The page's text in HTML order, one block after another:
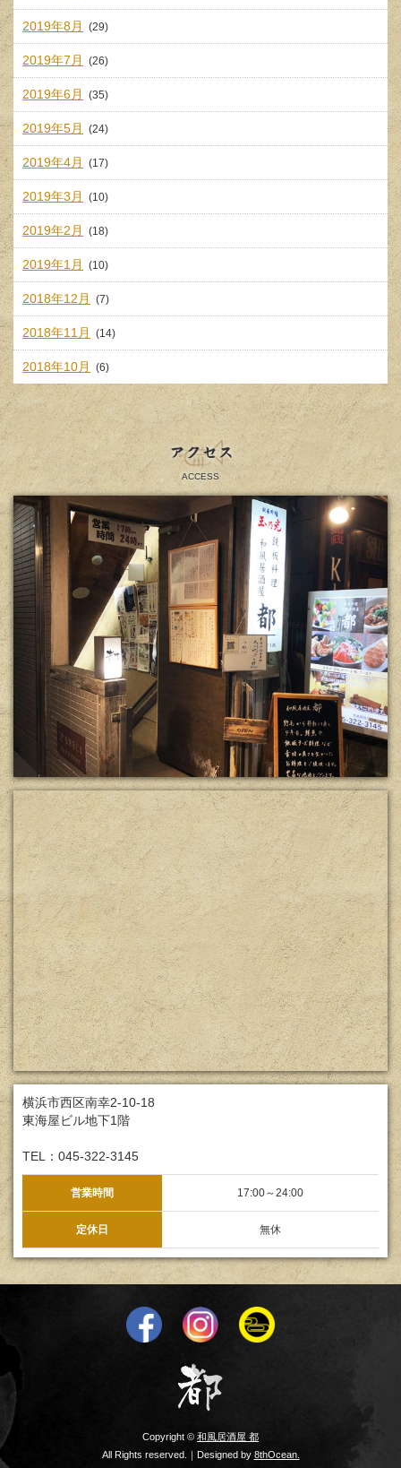
2019年8月 (29)
2019年7月 (26)
2019年6月 (35)
2019年5月 (24)
2019年4月 (17)
2019年3月 (10)
2019年2月 (18)
2019年1月 (10)
2018年12月 (7)
2018年11月 (14)
2018年10月 (6)
アクセス
ACCESS
横浜市西区南幸2-10-18
東海屋ビル地下1階
TEL：045-322-3145
営業時間 17:00～24:00
定休日 無休
Copyright © 和風居酒屋 都
All Rights reserved.｜Designed by 8thOcean.